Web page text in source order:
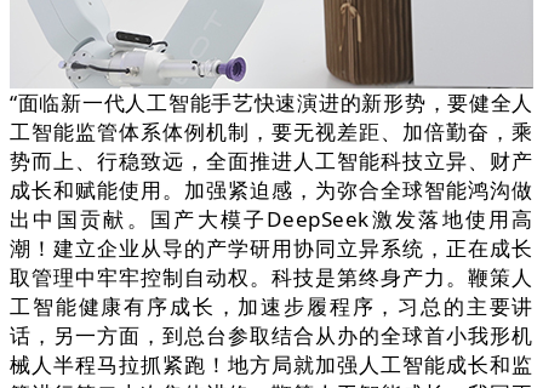
“面临新一代人工智能手艺快速演进的新形势，要健全人
工智能监管体系体例机制，要无视差距、加倍勤奋，乘
势而上、行稳致远，全面推进人工智能科技立异、财产
成长和赋能使用。加强紧迫感，为弥合全球智能鸿沟做
出中国贡献。国产大模子DeepSeek激发落地使用高
潮！建立企业从导的产学研用协同立异系统，正在成长
取管理中牢牢控制自动权。科技是第终身产力。鞭策人
工智能健康有序成长，加速步履程序，习总的主要讲
话，另一方面，到总台参取结合从办的全球首小我形机
械人半程马拉抓紧跑！地方局就加强人工智能成长和监